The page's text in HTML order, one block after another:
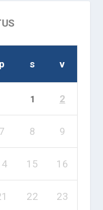
p s v
1 2
7 8 9
15 16
22 23